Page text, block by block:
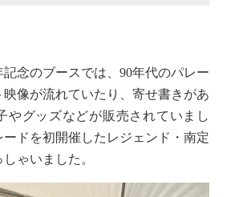
念のブースでは、90年代のパレー
映像が流れていたり、寄せ書きがあ
やグッズなどが販売されていまし
ードを初開催したレジェンド・南定
ゃいました。